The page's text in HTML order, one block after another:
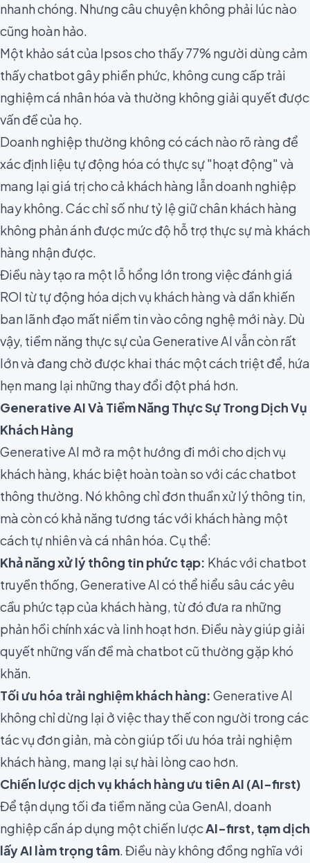
nhanh chóng. Nhưng câu chuyện không phải lúc nào
cũng hoàn hảo.
Một khảo sát của Ipsoscho thấy 77% người dùng cảm
thấy chatbot gây phiền phức, không cung cấp trải
nghiệm cá nhân hóa và thường không giải quyết được
vấn đề của họ.
Doanh nghiệp thường không có cách nào rõ ràng để
xác định liệu tự động hóa có thực sự "hoạt động" và
mang lại giá trị cho cả khách hàng lẫn doanh nghiệp
hay không. Các chỉ số như tỷ lệ giữ chân khách hàng
không phản ánh được mức độ hỗ trợ thực sự mà khách
hàng nhận được.
Điều này tạo ra một lỗ hổng lớn trong việc đánh giá
ROI từ tự động hóa dịch vụ khách hàng và dần khiến
ban lãnh đạo mất niềm tin vào công nghệ mới này. Dù
vậy, tiềm năng thực sự của Generative AI vẫn còn rất
lớn và đang chờ được khai thác một cách triệt để, hứa
hẹn mang lại những thay đổi đột phá hơn.
Generative AI Và Tiềm Năng Thực Sự Trong Dịch Vụ
Khách Hàng
Generative AI mở ra một hướng đi mới cho dịch vụ
khách hàng, khác biệt hoàn toàn so với các chatbot
thông thường. Nó không chỉ đơn thuần xử lý thông tin,
mà còn có khả năng tương tác với khách hàng một
cách tự nhiên và cá nhân hóa. Cụ thể:
Khả năng xử lý thông tin phức tạp: Khác với chatbot
truyền thống, Generative AI có thể hiểu sâu các yêu
cầu phức tạp của khách hàng, từ đó đưa ra những
phản hồi chính xác và linh hoạt hơn. Điều này giúp giải
quyết những vấn đề mà chatbot cũ thường gặp khó
khăn.
Tối ưu hóa trải nghiệm khách hàng: Generative AI
không chỉ dừng lại ở việc thay thế con người trong các
tác vụ đơn giản, mà còn giúp tối ưu hóa trải nghiệm
khách hàng, mang lại sự hài lòng cao hơn.
Chiến lược dịch vụ khách hàng ưu tiên AI (AI-first)
Để tận dụng tối đa tiềm năng của GenAI, doanh
nghiệp cần áp dụng một chiến lượcAI-first, tạm dịch
lấy AI làm trọng tâm. Điều này không đồng nghĩa với